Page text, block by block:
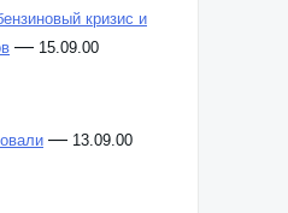
кризис и
— 15.09.00
— 13.09.00